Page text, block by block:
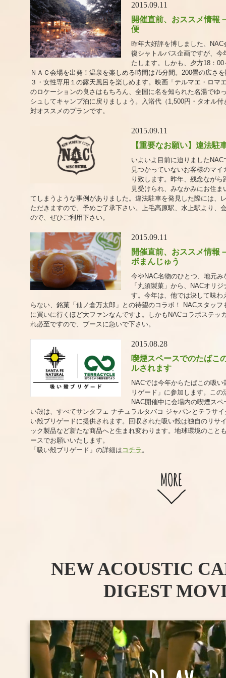
2015.09.11
開催直前、おススメ情報
便
昨年大好評を博しました、
復シャトルバス企画ですが、
たします。しかも、夕方18：
ＮＡＣ会場を出発！温泉を楽しめる時間は75分間。200畳の広さ
３・女性専用１の露天風呂を楽しめます。映画「テルマエ・ロ
のロケーションの良さはもちろん、全国に名を知られた名湯でゆ
シュしてキャンプ泊に戻りましょう。入浴代（1,500円・タオル
対オススメのプランです。
2015.09.11
【重要なお願い】違法駐
いよいよ目前に迫りました
見つかっていないお客様のマ
り致します。昨年、残念なが
見受けられ、みなかみにお住
てしまうような事例がありました。違法駐車を発見した際には、
ただきますので、予めご了承下さい。上毛高原駅、水上駅より、
ので、ぜひご利用下さい。
2015.09.11
開催直前、おススメ情報
ボまんじゅう
今やNAC名物のひとつ、地元
「丸須製菓」から、NACオリ
す。今年は、他では決して味
らない、銘菓「仙ノ倉万太郎」との待望のコラボ！ NACスタッ
に買いに行くほど大ファンなんですよ。しかもNACコラボステッ
れ必至ですので、ブースに急いで下さい。
2015.08.28
喫煙スペースでのたばこ
ルされます
NACでは今年からたばこの吸
リゲード」に参加します。こ
NAC開催中に会場内の喫煙ス
い殻は、すべてサンタフェ ナチュラルタバコ ジャパンとテラサ
い殻ブリゲードに提供されます。回収された吸い殻は独自のリサ
ック製品など新たな商品へと生まれ変わります。地球環境のこと
ースでお願いいたします。
「吸い殻ブリゲード」の詳細は コチラ 。
NEW ACOUSTIC
DIGEST